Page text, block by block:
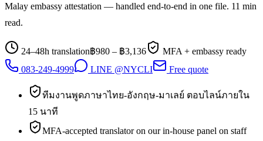
Malay embassy attestation — handled end-to-end in one file. 11 min
read.
24–48h translation฿980 – ฿3,136
MFA + embassy ready
083-249-4999
LINE @NYCLI Free quote
ทีมงานพูดภาษาไทย-อังกฤษ-มาเลย์ ตอบไลน์ภายใน
15 นาที
MFA-accepted translator on our in-house panel on staff